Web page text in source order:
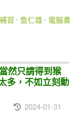
補習 詹仁雄 電腦書
然只請得到猴
多，不如立刻動
2024-01-31